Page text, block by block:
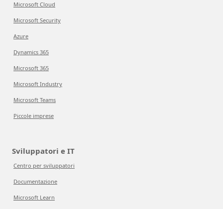
Microsoft Cloud
Microsoft Security
Azure
Dynamics 365
Microsoft 365
Microsoft Industry
Microsoft Teams
Piccole imprese
Sviluppatori e IT
Centro per sviluppatori
Documentazione
Microsoft Learn